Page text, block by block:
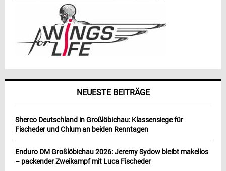
NEUESTE BEITRÄGE
Sherco Deutschland in Großlöbichau: Klassensiege für
Fischeder und Chlum an beiden Renntagen
Enduro DM Großlöbichau 2026: Jeremy Sydow bleibt makellos
– packender Zweikampf mit Luca Fischeder